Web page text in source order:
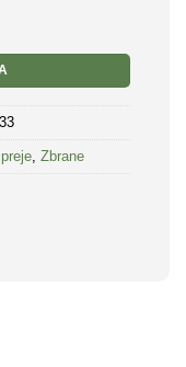
GEL OC Jet 63ml
, Zbrane